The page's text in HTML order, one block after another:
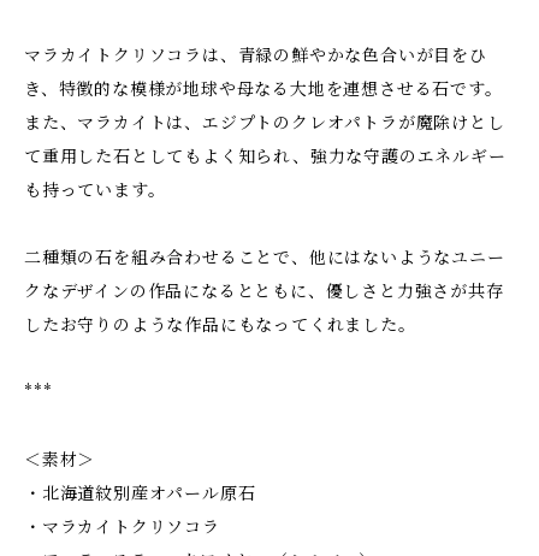
マラカイトクリソコラは、青緑の鮮やかな色合いが目をひ
き、特徴的な模様が地球や母なる大地を連想させる石です。
また、マラカイトは、エジプトのクレオパトラが魔除けとし
て重用した石としてもよく知られ、強力な守護のエネルギー
も持っています。
二種類の石を組み合わせることで、他にはないようなユニー
クなデザインの作品になるとともに、優しさと力強さが共存
したお守りのような作品にもなってくれました。
***
＜素材＞
・北海道紋別産オパール原石
・マラカイトクリソコラ